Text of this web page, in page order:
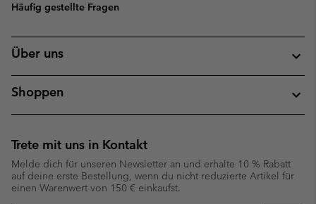
Häufig gestellte Fragen
Über uns
Shoppen
Trete mit uns in Kontakt
Melde dich für unseren Newsletter an und erhalte 10 % Rabatt
auf deine erste Bestellung, wenn du nicht reduzierte Artikel für
einen Warenwert von 150 € einkaufst.